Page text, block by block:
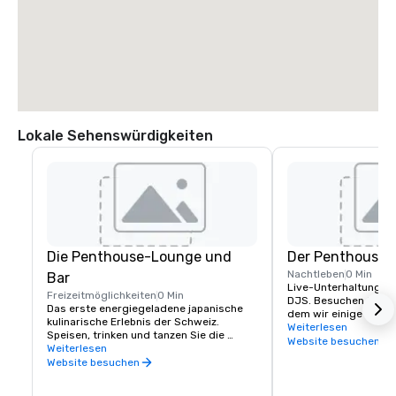
Lokale Sehenswürdigkeiten
Die Penthouse-Lounge und
Bar
Freizeitmöglichkeiten 0 Min
Das erste energiegeladene japanische
kulinarische Erlebnis der Schweiz.
Speisen, trinken und tanzen Sie die
ganze Nacht in diesem lebhaften
Restaurant mit Lounge auf dem Dach.
Weiterlesen
Website besuchen
Der Penthouse-
Nachtleben 0 Min
Live-Unterhaltung
DJS. Besuchen Sie
dem wir einige der
Veranstaltungen in
Mieten Sie den
Weiterlesen
Website besuchen